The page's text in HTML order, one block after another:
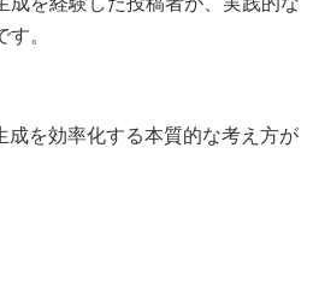
。
成を効率化する本質的な考え方が